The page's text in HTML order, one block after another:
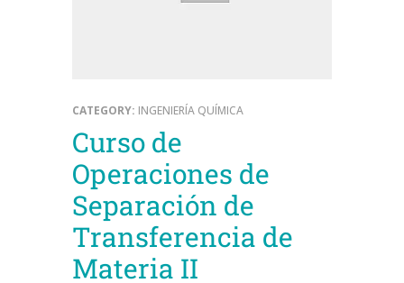
CATEGORY: INGENIERÍA QUÍMICA
Curso de
Operaciones de
Separación de
Transferencia de
Materia II